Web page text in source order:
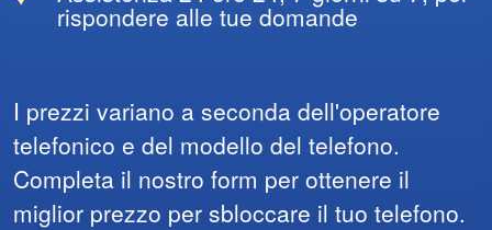
rispondere alle tue domande
I prezzi variano a seconda dell'operatore
telefonico e del modello del telefono.
Completa il nostro form per ottenere il
miglior prezzo per sbloccare il tuo telefono.